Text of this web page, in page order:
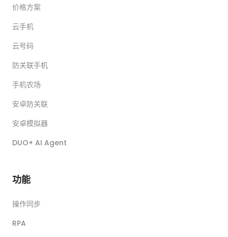
价格方案
云手机
云号码
防关联手机
手机农场
安卓防关联
安卓模拟器
DUO+ AI Agent
功能
操作同步
RPA